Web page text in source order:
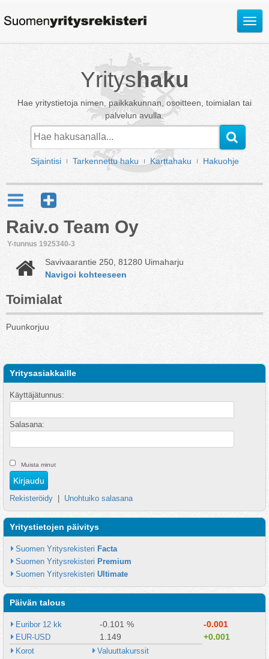
Avaa
Yrityshaku
Hae yritystietoja nimen, paikkakunnan, osoitteen, toimialan tai
palvelun avulla.
Sijaintisi Tarkennettu haku Karttahaku Hakuohje
Raiv.o Team Oy
Y-tunnus 1925340-3
Savivaarantie 250, 81280 Uimaharju
Navigoi kohteeseen
Toimialat
Puunkorjuu
Yritysasiakkaille
Käyttäjätunnus:
Salasana:
Muista minut
Rekisteröidy Unohtuiko salasana
Yritystietojen päivitys
Suomen Yritysrekisteri Facta
Suomen Yritysrekisteri Premium
Suomen Yritysrekisteri Ultimate
Päivän talous
Euribor 12 kk -0.101 % -0.001
EUR-USD 1.149 +0.001
Korot Valuuttakurssit